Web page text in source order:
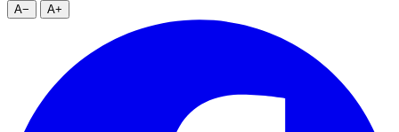
A− A+